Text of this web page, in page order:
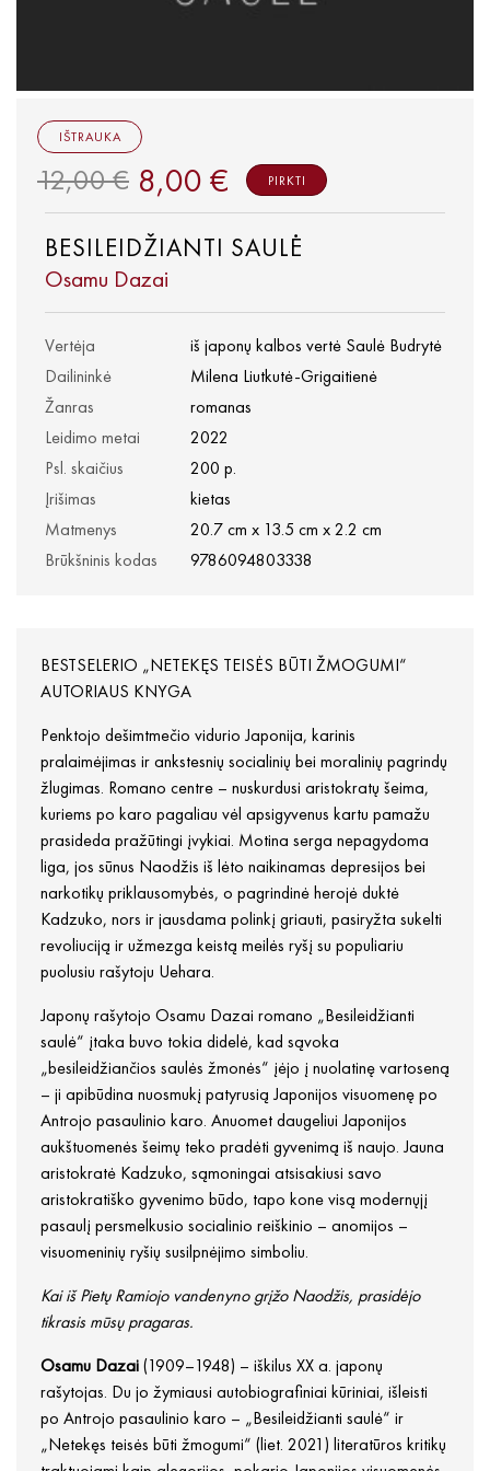
BESILEIDŽIANTI SAULĖ
Osamu Dazai
Vertėja
iš japonų kalbos vertė Saulė Budrytė
Dailininkė
Milena Liutkutė-Grigaitienė
Žanras
romanas
Leidimo metai
2022
Psl. skaičius
200 p.
Įrišimas
kietas
Matmenys
20.7 cm x 13.5 cm x 2.2 cm
Brūkšninis kodas
9786094803338
IŠTRAUKA
12,00 € 8,00 € PIRKTI
BESTSELERIO „NETEKĘS TEISĖS BŪTI ŽMOGUMI“
AUTORIAUS KNYGA
Penktojo dešimtmečio vidurio Japonija, karinis
pralaimėjimas ir ankstesnių socialinių bei moralinių pagrindų
žlugimas. Romano centre – nuskurdusi aristokratų šeima,
kuriems po karo pagaliau vėl apsigyvenus kartu pamažu
prasideda pražūtingi įvykiai. Motina serga nepagydoma
liga, jos sūnus Naodžis iš lėto naikinamas depresijos bei
narkotikų priklausomybės, o pagrindinė herojė duktė
Kadzuko, nors ir jausdama polinkį griauti, pasiryžta sukelti
revoliuciją ir užmezga keistą meilės ryšį su populiariu
puolusiu rašytoju Uehara.
Japonų rašytojo Osamu Dazai romano „Besileidžianti
saulė“ įtaka buvo tokia didelė, kad sąvoka
„besileidžiančios saulės žmonės“ įėjo į nuolatinę vartoseną
– ji apibūdina nuosmukį patyrusią Japonijos visuomenę po
Antrojo pasaulinio karo. Anuomet daugeliui Japonijos
aukštuomenės šeimų teko pradėti gyvenimą iš naujo. Jauna
aristokratė Kadzuko, sąmoningai atsisakiusi savo
aristokratiško gyvenimo būdo, tapo kone visą modernųjį
pasaulį persmelkusio socialinio reiškinio – anomijos –
visuomeninių ryšių susilpnėjimo simboliu.
Kai iš Pietų Ramiojo vandenyno grįžo Naodžis, prasidėjo
tikrasis mūsų pragaras.
Osamu Dazai (1909–1948) – iškilus XX a. japonų
rašytojas. Du jo žymiausi autobiografiniai kūriniai, išleisti
po Antrojo pasaulinio karo – „Besileidžianti saulė“ ir
„Netekęs teisės būti žmogumi“ (liet. 2021) literatūros kritikų